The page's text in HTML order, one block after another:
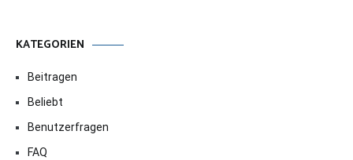
KATEGORIEN
Beitragen
Beliebt
Benutzerfragen
FAQ